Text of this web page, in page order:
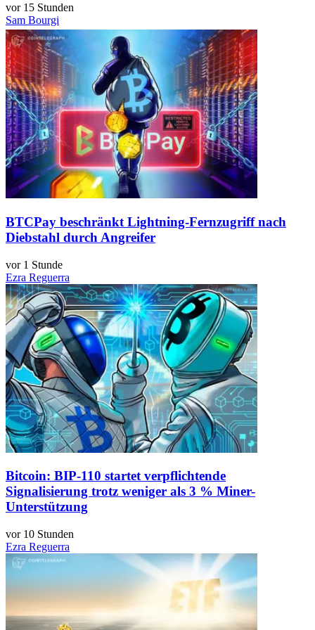
vor 15 Stunden
Sam Bourgi
BTCPay beschränkt Lightning-Fernzugriff nach
Diebstahl durch Angreifer
vor 1 Stunde
Ezra Reguerra
Bitcoin: BIP-110 startet verpflichtende
Signalisierung trotz weniger als 3 % Miner-
Unterstützung
vor 10 Stunden
Ezra Reguerra